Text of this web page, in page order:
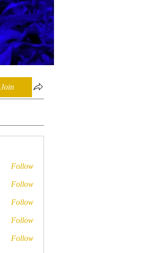
Join
Follow
Follow
Follow
Follow
Follow